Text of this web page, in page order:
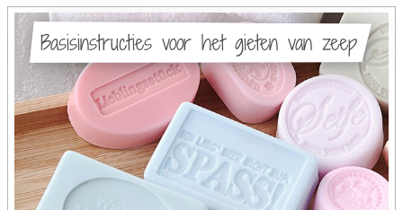
Basisinstructies voor het gieten van zeep